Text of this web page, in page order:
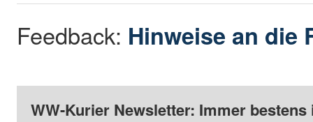
Feedback: Hinweise an die
WW-Kurier Newsletter: Immer